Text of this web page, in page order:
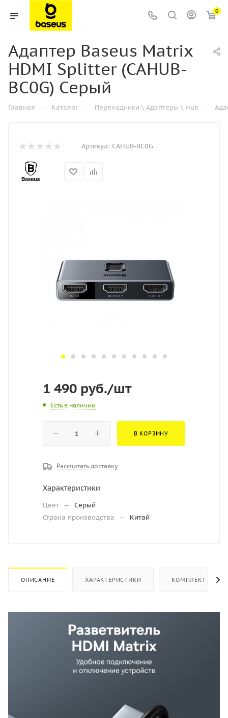
0
Адаптер Baseus Matrix
HDMI Splitter (CAHUB-
BC0G) Серый
Главная — Каталог — Переходники \ Адаптеры \ Hub —
Артикул: CAHUB-BC0G
1 490 руб./шт
Есть в наличии
В КОРЗИНУ
Рассчитать доставку
Характеристики
Цвет —
Серый
Страна производства
— Китай
ОПИСАНИЕ ХАРАКТЕРИСТИКИ КОМПЛЕКТ